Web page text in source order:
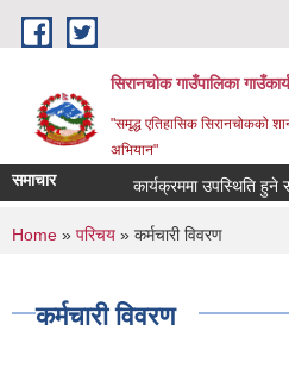
Skip to main content
सिरानचोक गाउँपालिका
"समृद्ध एतिहासिक सिरानचोकको
अभियान"
समाचार कार्यक्रममा उपस्थिति हुने
You are here
Home » परिचय » कर्मचारी विवरण
कर्मचारी विवरण